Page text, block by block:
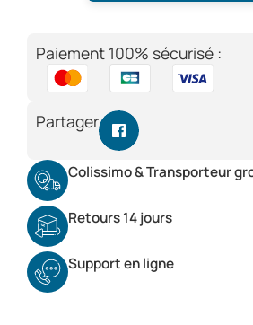
Paiement 100% sécurisé :
Partager
Colissimo & Transporteur
Retours 14 jours
Support en ligne